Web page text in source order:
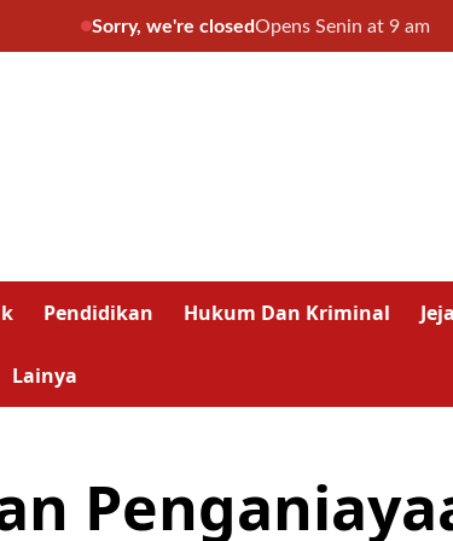
Sorry, we're closedOpens Senin at 9 am
Pendidikan Hukum Dan Kriminal
Lainya